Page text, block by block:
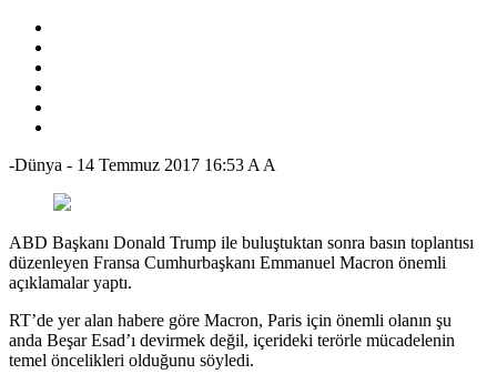
-Dünya - 14 Temmuz 2017 16:53 A A
ABD Başkanı Donald Trump ile buluştuktan sonra basın toplantısı
düzenleyen Fransa Cumhurbaşkanı Emmanuel Macron önemli
açıklamalar yaptı.
RT’de yer alan habere göre Macron, Paris için önemli olanın şu
anda Beşar Esad’ı devirmek değil, içerideki terörle mücadelenin
temel öncelikleri olduğunu söyledi.